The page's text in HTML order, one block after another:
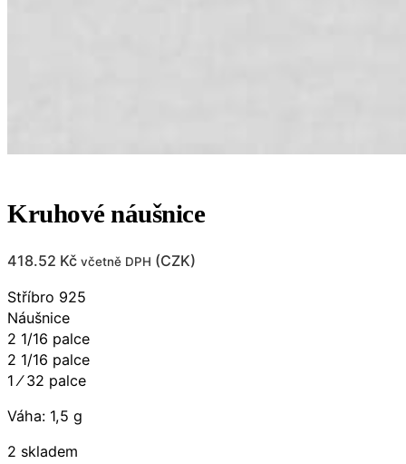
Kruhové náušnice
418.52 Kč včetně DPH (CZK)
Stříbro 925
Náušnice
2 1/16 palce​​
2 1/16 palce​​
1 ⁄ 32 palce
Váha: 1,5 g
2 skladem